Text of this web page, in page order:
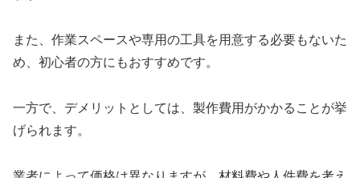
また、作業スペースや専用の工具を用意する必要もないた
め、初心者の方にもおすすめです。
一方で、デメリットとしては、製作費用がかかることが挙
げられます。